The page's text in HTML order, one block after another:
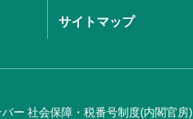
サイトマップ
ー 社会保障・税番号制度(内閣官房)